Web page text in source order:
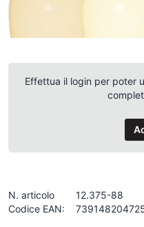
Effettua il login per poter
N. articolo
12.375-88
Codice EAN: